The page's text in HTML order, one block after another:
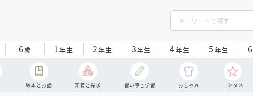
6歳 1年生 2年生 3年生 4年生 5 年生 6
絵本とお話 知育と探求 習い事と学習 おしゃれ エンタメ